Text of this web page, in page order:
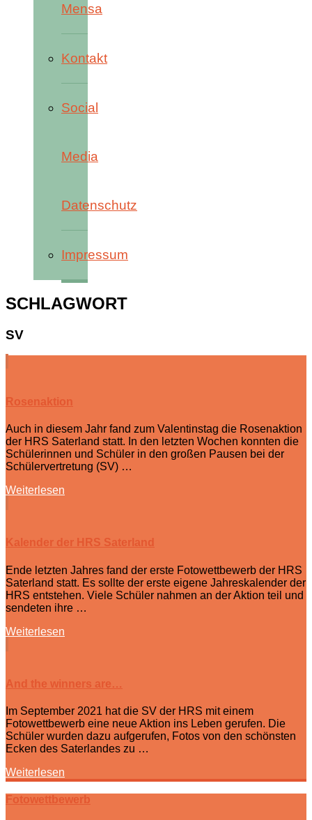
Mensa
Kontakt
Social
Media
Datenschutz
Impressum
SCHLAGWORT
SV
Rosenaktion
Auch in diesem Jahr fand zum Valentinstag die Rosenaktion
der HRS Saterland statt. In den letzten Wochen konnten die
Schülerinnen und Schüler in den großen Pausen bei der
Schülervertretung (SV) …
Weiterlesen
Kalender der HRS Saterland
Ende letzten Jahres fand der erste Fotowettbewerb der HRS
Saterland statt. Es sollte der erste eigene Jahreskalender der
HRS entstehen. Viele Schüler nahmen an der Aktion teil und
sendeten ihre …
Weiterlesen
And the winners are…
Im September 2021 hat die SV der HRS mit einem
Fotowettbewerb eine neue Aktion ins Leben gerufen. Die
Schüler wurden dazu aufgerufen, Fotos von den schönsten
Ecken des Saterlandes zu …
Weiterlesen
Fotowettbewerb